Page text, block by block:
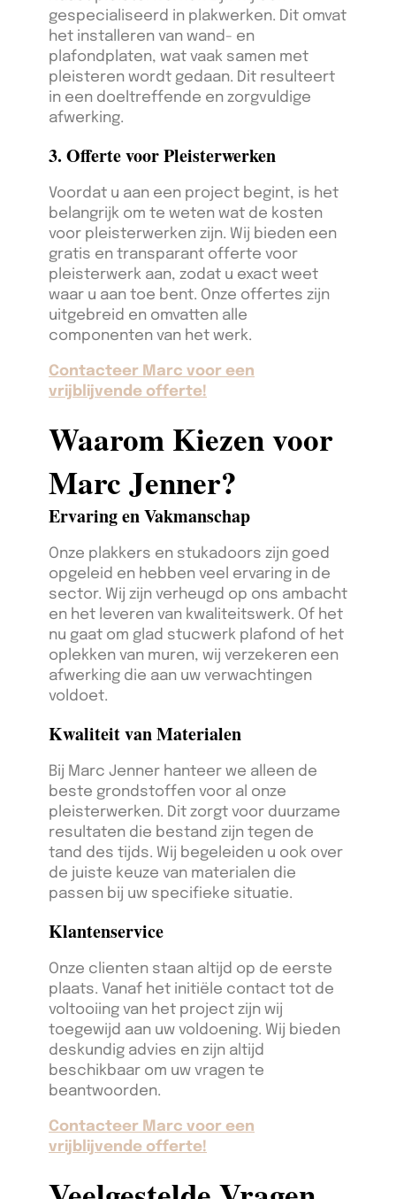
gespecialiseerd in plakwerken. Dit omvat
het installeren van wand- en
plafondplaten, wat vaak samen met
pleisteren wordt gedaan. Dit resulteert
in een doeltreffende en zorgvuldige
afwerking.
3. Offerte voor Pleisterwerken
Voordat u aan een project begint, is het
belangrijk om te weten wat de kosten
voor pleisterwerken zijn. Wij bieden een
gratis en transparant offerte voor
pleisterwerk aan, zodat u exact weet
waar u aan toe bent. Onze offertes zijn
uitgebreid en omvatten alle
componenten van het werk.
Contacteer Marc voor een
vrijblijvende offerte!
Waarom Kiezen voor
Marc Jenner?
Ervaring en Vakmanschap
Onze plakkers en stukadoors zijn goed
opgeleid en hebben veel ervaring in de
sector. Wij zijn verheugd op ons ambacht
en het leveren van kwaliteitswerk. Of het
nu gaat om glad stucwerk plafond of het
oplekken van muren, wij verzekeren een
afwerking die aan uw verwachtingen
voldoet.
Kwaliteit van Materialen
Bij Marc Jenner hanteer we alleen de
beste grondstoffen voor al onze
pleisterwerken. Dit zorgt voor duurzame
resultaten die bestand zijn tegen de
tand des tijds. Wij begeleiden u ook over
de juiste keuze van materialen die
passen bij uw specifieke situatie.
Klantenservice
Onze clienten staan altijd op de eerste
plaats. Vanaf het initiële contact tot de
voltooiing van het project zijn wij
toegewijd aan uw voldoening. Wij bieden
deskundig advies en zijn altijd
beschikbaar om uw vragen te
beantwoorden.
Contacteer Marc voor een
vrijblijvende offerte!